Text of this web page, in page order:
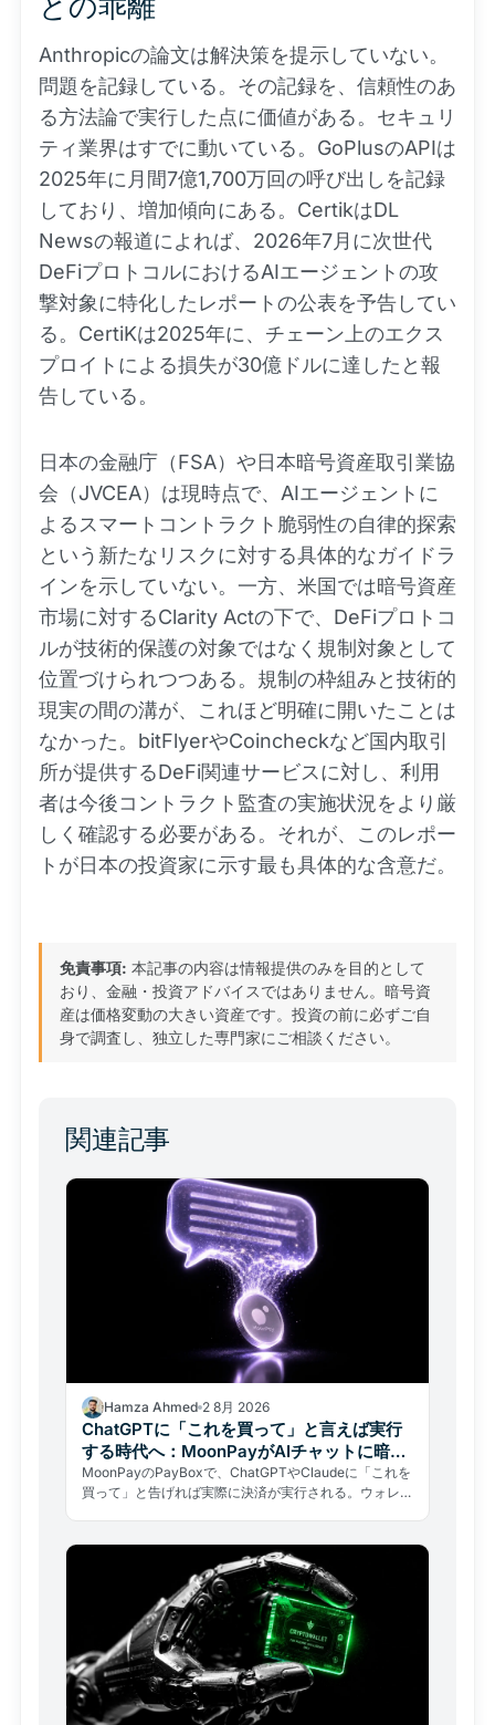
Anthropicの論文は解決策を提示していない。
問題を記録している。その記録を、信頼性のあ
る方法論で実行した点に価値がある。セキュリ
ティ業界はすでに動いている。GoPlusのAPIは
2025年に月間7億1,700万回の呼び出しを記録
しており、増加傾向にある。CertikはDL
Newsの報道によれば、2026年7月に次世代
DeFiプロトコルにおけるAIエージェントの攻
撃対象に特化したレポートの公表を予告してい
る。CertiKは2025年に、チェーン上のエクス
プロイトによる損失が30億ドルに達したと報
告している。
日本の金融庁（FSA）や日本暗号資産取引業協
会（JVCEA）は現時点で、AIエージェントに
よるスマートコントラクト脆弱性の自律的探索
という新たなリスクに対する具体的なガイドラ
インを示していない。一方、米国では暗号資産
市場に対するClarity Actの下で、DeFiプロトコ
ルが技術的保護の対象ではなく規制対象として
位置づけられつつある。規制の枠組みと技術的
現実の間の溝が、これほど明確に開いたことは
なかった。bitFlyerやCoincheckなど国内取引
所が提供するDeFi関連サービスに対し、利用
者は今後コントラクト監査の実施状況をより厳
しく確認する必要がある。それが、このレポー
トが日本の投資家に示す最も具体的な含意だ。
免責事項: 本記事の内容は情報提供のみを目的として
おり、金融・投資アドバイスではありません。暗号資
産は価格変動の大きい資産です。投資の前に必ずご自
身で調査し、独立した専門家にご相談ください。
関連記事
Hamza Ahmed 2 8月 2026
ChatGPTに「これを買って」と言えば実行
する時代へ：MoonPayがAIチャットに暗号
資産決済を統合
MoonPayのPayBoxで、ChatGPTやClaudeに「これを
買って」と告げれば実際に決済が実行される。ウォレッ